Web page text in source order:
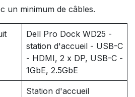
un minimum de câbles.
Dell Pro Dock WD25 -
station d'accueil - USB-C
- HDMI, 2 x DP, USB-C -
1GbE, 2.5GbE
Station d'accueil